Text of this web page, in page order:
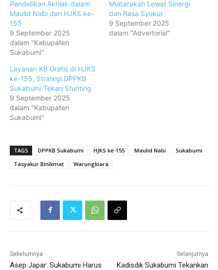
Pendidikan Akhlak dalam
Maulid Nabi dan HJKS ke-
155
9 September 2025
dalam "Kabupaten
Sukabumi"
Mubarakah Lewat Sinergi
dan Rasa Syukur
9 September 2025
dalam "Advertorial"
Layanan KB Gratis di HJKS
ke-155, Strategi DPPKB
Sukabumi Tekan Stunting
9 September 2025
dalam "Kabupaten
Sukabumi"
TAGS DPPKB Sukabumi HJKS ke-155 Maulid Nabi
Sukabumi
Tasyakur Binikmat
Warungkiara
Sebelumnya
Asep Japar: Sukabumi Harus
Selanjutnya
Kadisdik Sukabumi Tekankan